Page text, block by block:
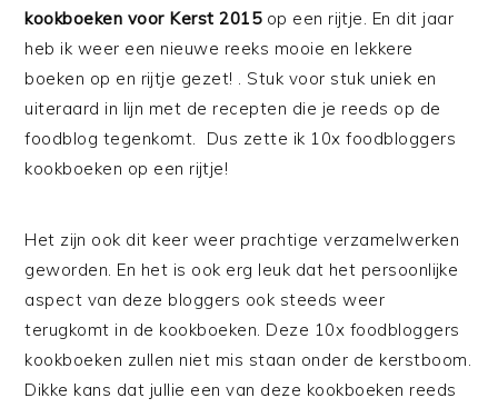
kookboeken voor Kerst 2015op een rijtje. En dit jaar
heb ik weer een nieuwe reeks mooie en lekkere
boeken op en rijtje gezet! . Stuk voor stuk uniek en
uiteraard in lijn met de recepten die je reeds op de
foodblog tegenkomt. Dus zette ik 10x foodbloggers
kookboeken op een rijtje!
Het zijn ook dit keer weer prachtige verzamelwerken
geworden. En het is ook erg leuk dat het persoonlijke
aspect van deze bloggers ook steeds weer
terugkomt in de kookboeken. Deze 10x foodbloggers
kookboeken zullen niet mis staan onder de kerstboom.
Dikke kans dat jullie een van deze kookboeken reeds